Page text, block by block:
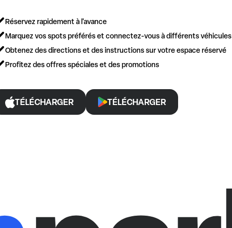
Réservez rapidement à l'avance
Marquez vos spots préférés et connectez-vous à différents véhicules
Obtenez des directions et des instructions sur votre espace réservé
Profitez des offres spéciales et des promotions
TÉLÉCHARGER TÉLÉCHARGER